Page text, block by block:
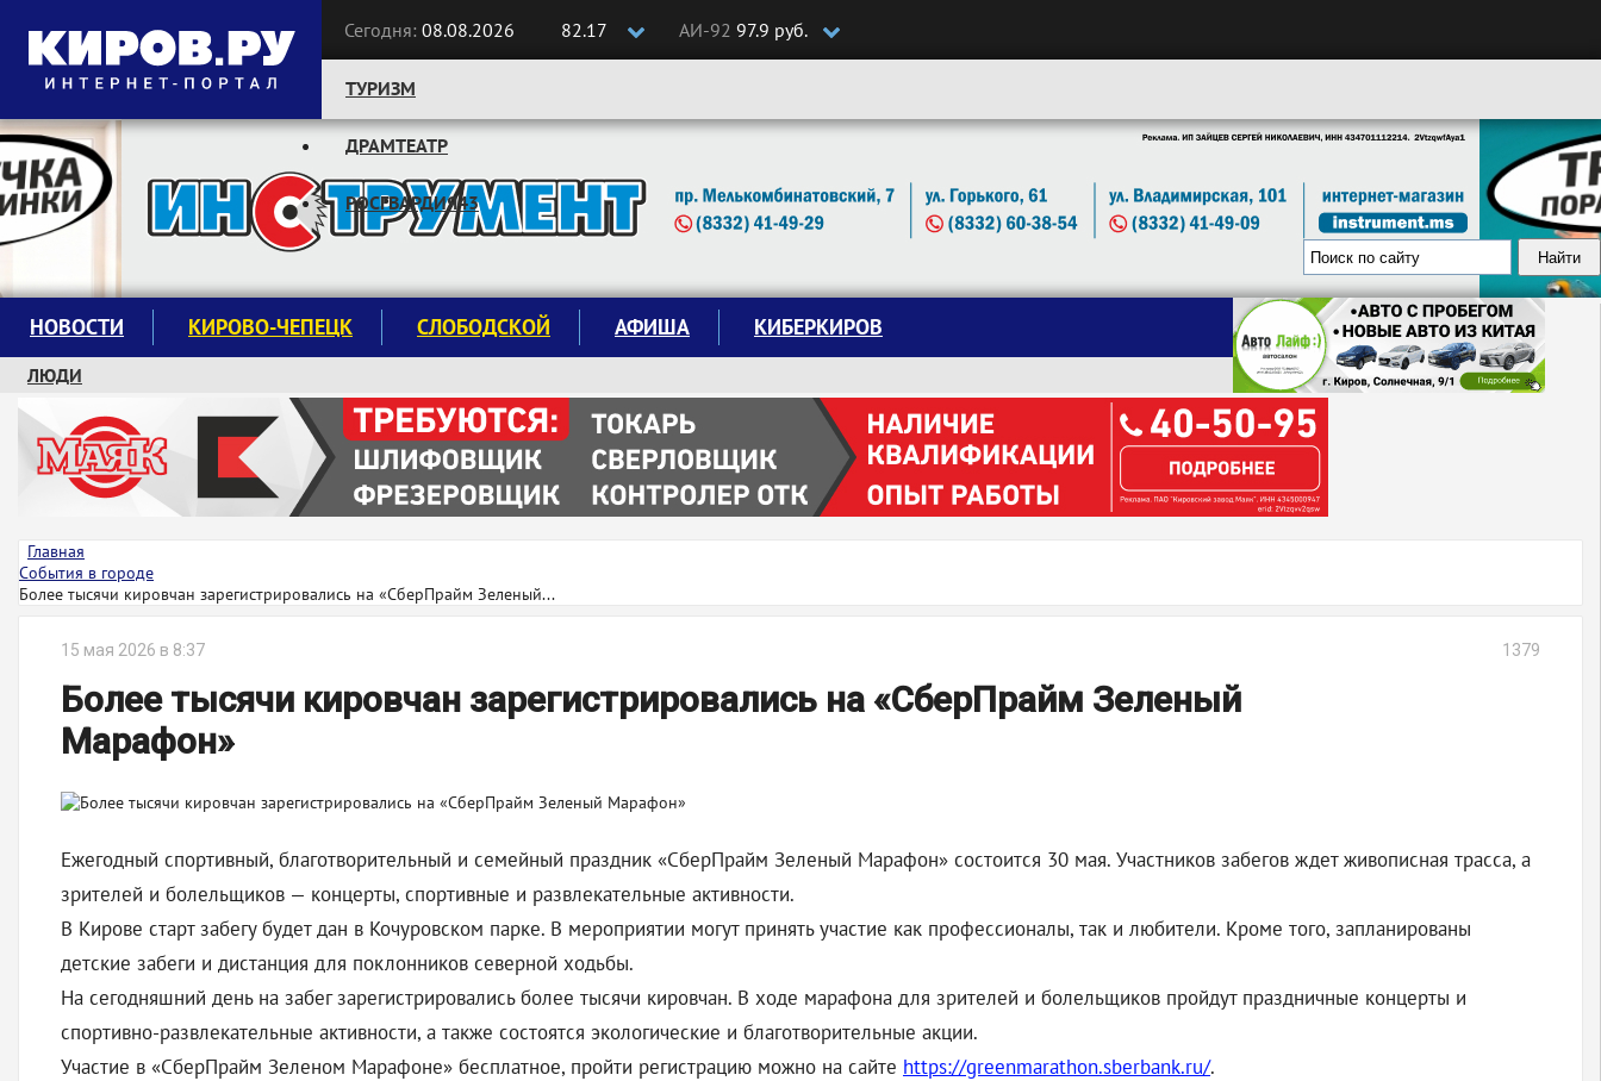
Сегодня: 08.08.2026 82.17 АИ-92 97.9 руб.
Следите за новостями:
ТУРИЗМ
ДРАМТЕАТР
РОСГВАРДИЯ43
НОВОСТИ КИРОВО-ЧЕПЕЦК СЛОБОДСКОЙ АФИША КИБЕРКИРОВ
ЛЮДИ
КРУЖКИ И СЕКЦИИ
ЗАВОДУ "МАЯК" 85 ЛЕТ
ЭКОЛОГИЯ
Главная
События в городе
Более тысячи кировчан зарегистрировались на «СберПрайм Зеленый...
15 мая 2026 в 8:37 1379
Более тысячи кировчан зарегистрировались на «СберПрайм Зеленый
Марафон»
Ежегодный спортивный, благотворительный и семейный праздник «СберПрайм Зеленый Марафон» состоится 30 мая. Участников забегов ждет живописная трасса, а
зрителей и болельщиков — концерты, спортивные и развлекательные активности.
В Кирове старт забегу будет дан в Кочуровском парке. В мероприятии могут принять участие как профессионалы, так и любители. Кроме того, запланированы
детские забеги и дистанция для поклонников северной ходьбы.
На сегодняшний день на забег зарегистрировались более тысячи кировчан. В ходе марафона для зрителей и болельщиков пройдут праздничные концерты и
спортивно-развлекательные активности, а также состоятся экологические и благотворительные акции.
Участие в «СберПрайм Зеленом Марафоне» бесплатное, пройти регистрацию можно на сайте https://greenmarathon.sberbank.ru/.